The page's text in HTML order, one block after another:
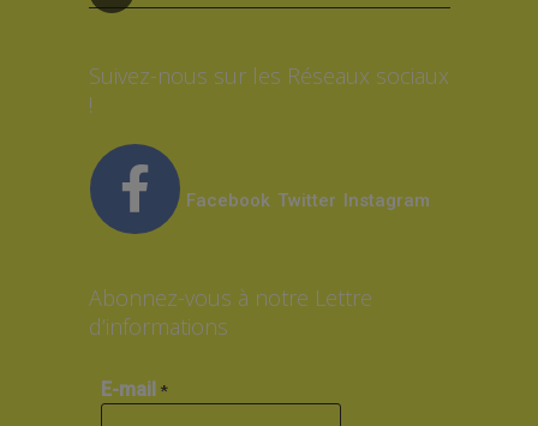
Suivez-nous sur les Réseaux sociaux
!
Facebook Twitter Instagram
Abonnez-vous à notre Lettre
d’informations
E-mail *